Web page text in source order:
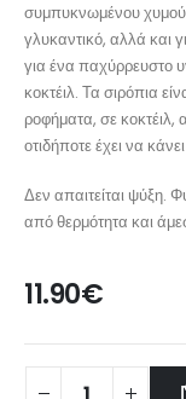
συμπυκνωμένου
γλυκαντικό, αλλά και
για ένα παχύρρευστο
κοκτέιλ. Τα σιρόπια
ροφήματα, σε
οτιδήποτε έχει να
Δεν απαιτείται ψύξη.
από θερμότητα και
11.90€